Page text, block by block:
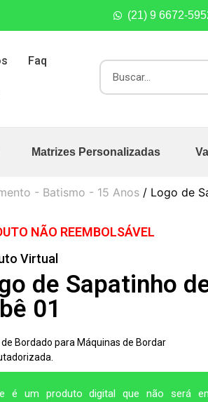
(21) 9 6672-
Faq
Matrizes Personalizadas
- Batismo - 15 Anos / Logo de
NÃO REEMBOLSÁVEL
Virtual
de Sapatinho
01
Bordado para Máquinas de Bordar
é um produto digital que não será